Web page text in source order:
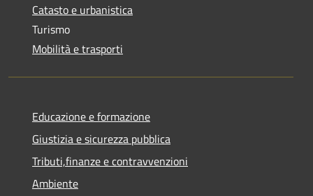
Catasto e urbanistica
Turismo
Mobilità e trasporti
Educazione e formazione
Giustizia e sicurezza pubblica
Tributi,finanze e contravvenzioni
Ambiente